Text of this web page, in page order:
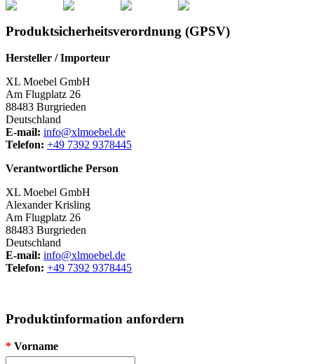
Produktsicherheitsverordnung (GPSV)
Hersteller / Importeur
XL Moebel GmbH
Am Flugplatz 26
88483 Burgrieden
Deutschland
E-mail: info@xlmoebel.de
Telefon: +49 7392 9378445
Verantwortliche Person
XL Moebel GmbH
Alexander Krisling
Am Flugplatz 26
88483 Burgrieden
Deutschland
E-mail: info@xlmoebel.de
Telefon: +49 7392 9378445
Produktinformation anfordern
* Vorname